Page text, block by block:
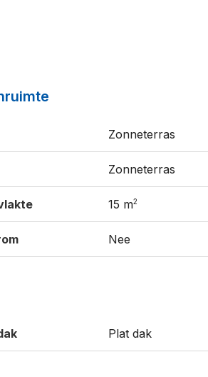
Zonneterras
Zonneterras
15 m2
Nee
Plat dak